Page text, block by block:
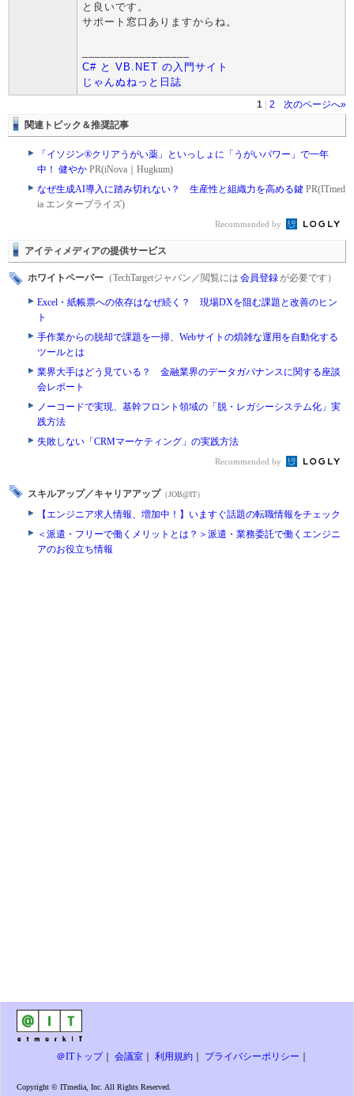
と良いです。
サポート窓口ありますからね。
C# と VB.NET の入門サイト
じゃんぬねっと日誌
1 2
次のページへ»
関連トピック＆推奨記事
「イソジン®クリアうがい薬」といっしょに「うがいパワー」で一年
中！ 健やか PR(iNova｜Hugkum)
なぜ生成AI導入に踏み切れない？ 生産性と組織力を高める鍵 PR(ITmed
ia エンタープライズ)
Recommended by
アイティメディアの提供サービス
ホワイトペーパー （TechTargetジャパン／閲覧には 会員登録が必要です）
Excel・紙帳票への依存はなぜ続く？ 現場DXを阻む課題と改善のヒン
ト
手作業からの脱却で課題を一掃、Webサイトの煩雑な運用を自動化する
ツールとは
業界大手はどう見ている？ 金融業界のデータガバナンスに関する座談
会レポート
ノーコードで実現、基幹フロント領域の「脱・レガシーシステム化」実
践方法
失敗しない「CRMマーケティング」の実践方法
Recommended by
スキルアップ／キャリアアップ （JOB@IT）
【エンジニア求人情報、増加中！】いますぐ話題の転職情報をチェック
＜派遣・フリーで働くメリットとは？＞派遣・業務委託で働くエンジニ
アのお役立ち情報
＠ITトップ｜ 会議室 利用規約 プライバシーポリシー
Copyright © ITmedia, Inc. All Rights Reserved.